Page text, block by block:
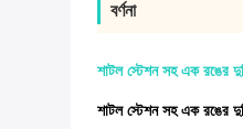
বর্ণনা
শাটল স্টেশন সহ এক রঙের
শাটল স্টেশন সহ এক রঙের